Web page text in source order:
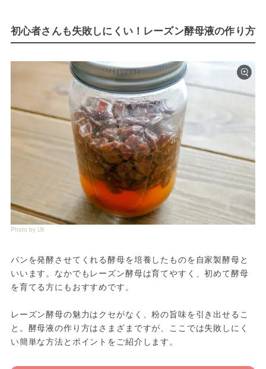
初心者さんも失敗しにくい！レーズン酵母液の作り方
Photo by Uli
パンを発酵させてくれる酵母を培養したものを自家製酵母と
いいます。なかでもレーズン酵母は育てやすく、初めて酵母
を育てる方にもおすすめです。
レーズン酵母の魅力はクセがなく、粉の旨味を引き出せるこ
と。酵母液の作り方はさまざまですが、ここでは失敗しにく
い簡単な方法とポイントをご紹介します。